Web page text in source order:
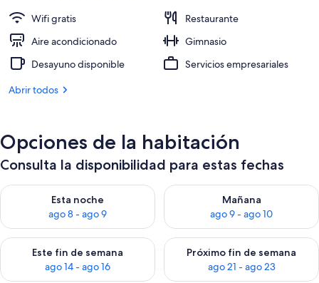
Restaurante
Wifi gratis
Restaurante
Aire acondicionado
Gimnasio
Desayuno disponible
Servicios empresariales
Abrir todos
Opciones de la habitación
Consulta la disponibilidad para estas fechas
Esta noche
ago 8 - ago 9
Consulta la disponibilidad para esta noche, ago 8 - ago 9
Mañana
ago 9 - ago 10
Consulta la disponibilidad
Este fin de semana
ago 14 - ago 16
Consulta la disponibilidad para este fin de semana, ago 14 -
Próximo fin de semana
ago 21 - ago 23
Consulta la disponibilidad